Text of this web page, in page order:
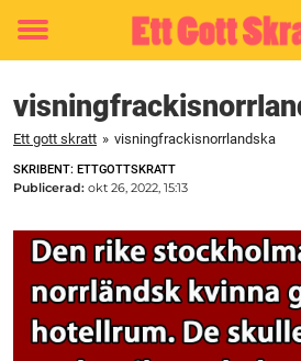
Toggle
Ett gott skratt » visningfrackisnorrlandska
SKRIBENT: ETTGOTTSKRATT
Publicerad: okt 26, 2022, 15:13